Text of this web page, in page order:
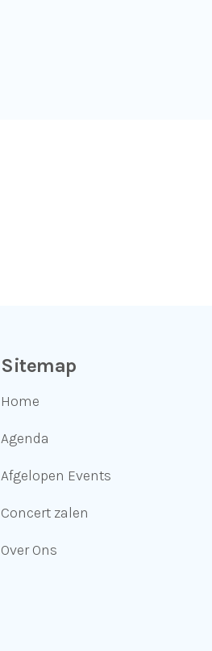
Sitemap
Home
Agenda
Afgelopen Events
Concert zalen
Over Ons